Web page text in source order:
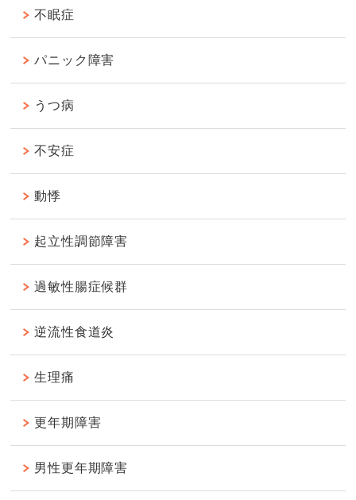
不眠症
パニック障害
うつ病
不安症
動悸
起立性調節障害
過敏性腸症候群
逆流性食道炎
生理痛
更年期障害
男性更年期障害